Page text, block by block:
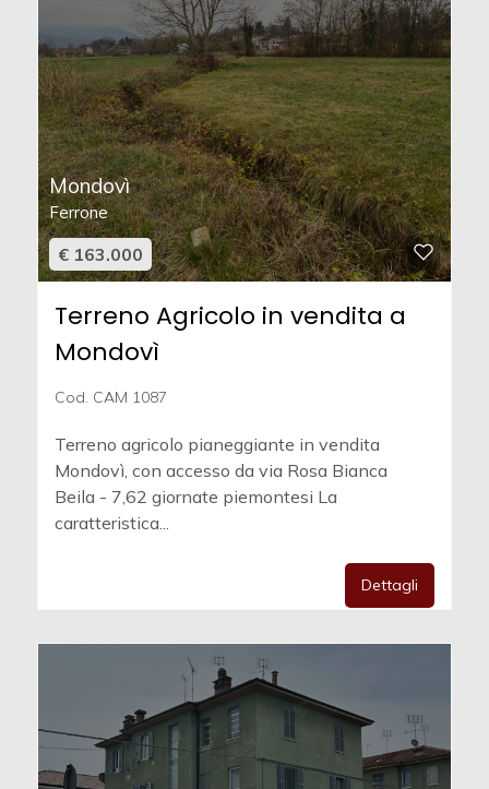
Mondovì
Ferrone
€ 163.000
Terreno Agricolo in vendita a
Mondovì
Cod. CAM 1087
Terreno agricolo pianeggiante in vendita 
Mondovì, con accesso da via Rosa Bianca 
Beila - 7,62 giornate piemontesi La
caratteristica...
Dettagli